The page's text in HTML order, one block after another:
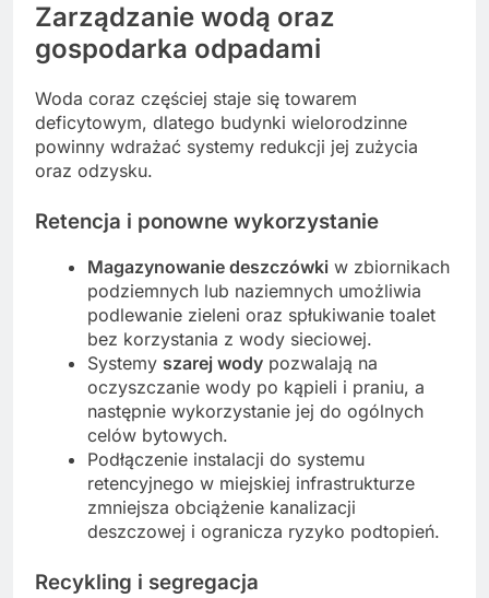
Zarządzanie wodą oraz
gospodarka odpadami
Woda coraz częściej staje się towarem
deficytowym, dlatego budynki wielorodzinne
powinny wdrażać systemy redukcji jej zużycia
oraz odzysku.
Retencja i ponowne wykorzystanie
Magazynowanie deszczówki w zbiornikach
podziemnych lub naziemnych umożliwia
podlewanie zieleni oraz spłukiwanie toalet
bez korzystania z wody sieciowej.
Systemy szarej wody pozwalają na
oczyszczanie wody po kąpieli i praniu, a
następnie wykorzystanie jej do ogólnych
celów bytowych.
Podłączenie instalacji do systemu
retencyjnego w miejskiej infrastrukturze
zmniejsza obciążenie kanalizacji
deszczowej i ogranicza ryzyko podtopień.
Recykling i segregacja